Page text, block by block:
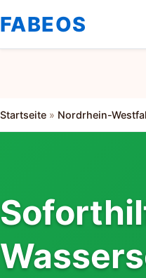
FABEOS
Startseite » Nordrhein-